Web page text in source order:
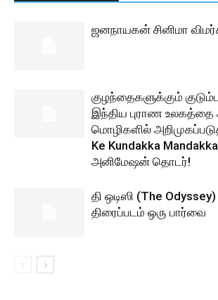
ஜனநாயகன் சினிமா
குழந்தைகளுக்கும்
இந்திய புராண உலகத்தை
மொழிகளில்
Ke Kundakka
அனிமேஷன் தொடர்!
தி ஒடிஸி (The
திரைப்படம் ஒரு பார்வை